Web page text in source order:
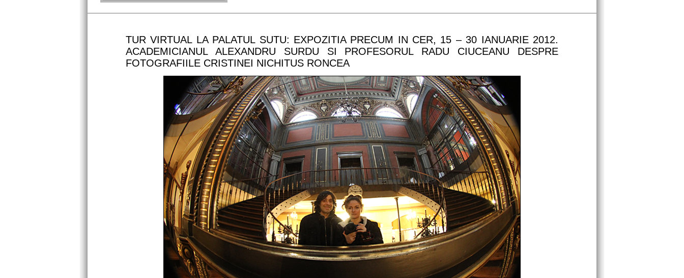
Profile Picture
TUR VIRTUAL LA PALATUL SUTU: EXPOZITIA PRECUM IN CER, 15 – 30 IANUARIE 2012.
ACADEMICIANUL ALEXANDRU SURDU SI PROFESORUL RADU CIUCEANU DESPRE
FOTOGRAFIILE CRISTINEI NICHITUS RONCEA